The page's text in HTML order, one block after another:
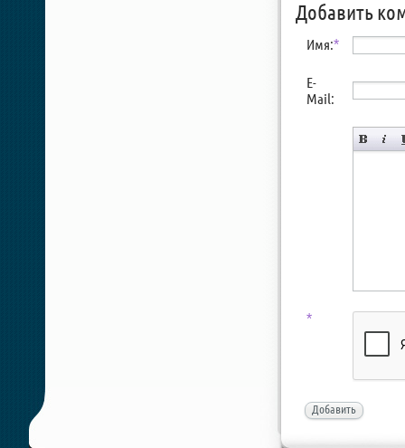
Добавить
Имя:*
E-
Mail:
*
Добавить